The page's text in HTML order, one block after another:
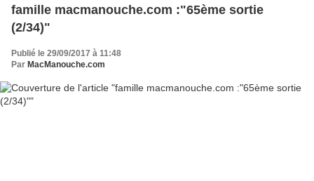
famille macmanouche.com :"65ème sortie
(2/34)"
Publié le 29/09/2017 à 11:48
Par MacManouche.com